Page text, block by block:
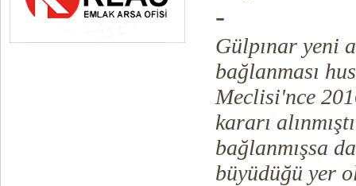
-
Gülpınar yeni
bağlanması
Meclisi'nce
kararı
bağlanmışsa
büyüdüğü yer